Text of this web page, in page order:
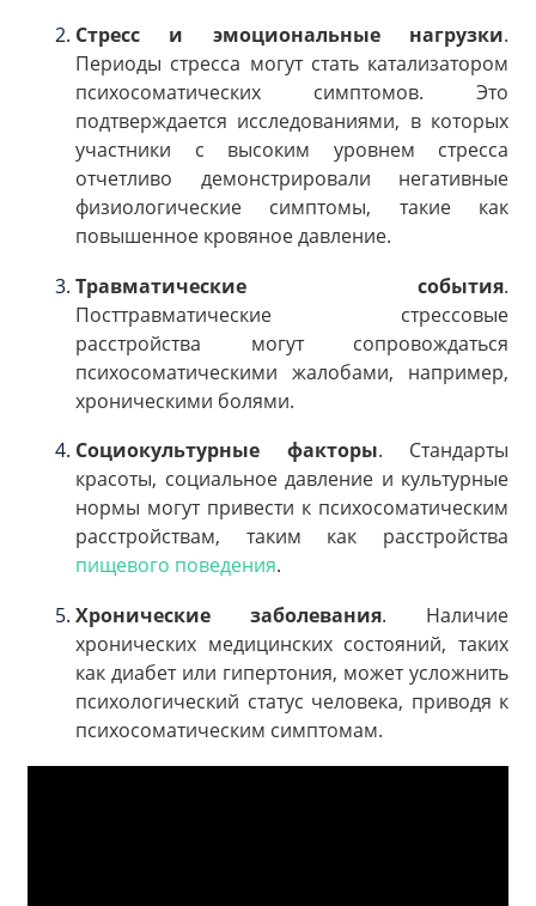
Стресс и эмоциональные нагрузки.
Периоды стресса могут стать катализатором
психосоматических симптомов. Это
подтверждается исследованиями, в которых
участники с высоким уровнем стресса
отчетливо демонстрировали негативные
физиологические симптомы, такие как
повышенное кровяное давление.
Травматические события.
Посттравматические стрессовые
расстройства могут сопровождаться
психосоматическими жалобами, например,
хроническими болями.
Социокультурные факторы. Стандарты
красоты, социальное давление и культурные
нормы могут привести к психосоматическим
расстройствам, таким как расстройства
пищевого поведения.
Хронические заболевания. Наличие
хронических медицинских состояний, таких
как диабет или гипертония, может усложнить
психологический статус человека, приводя к
психосоматическим симптомам.